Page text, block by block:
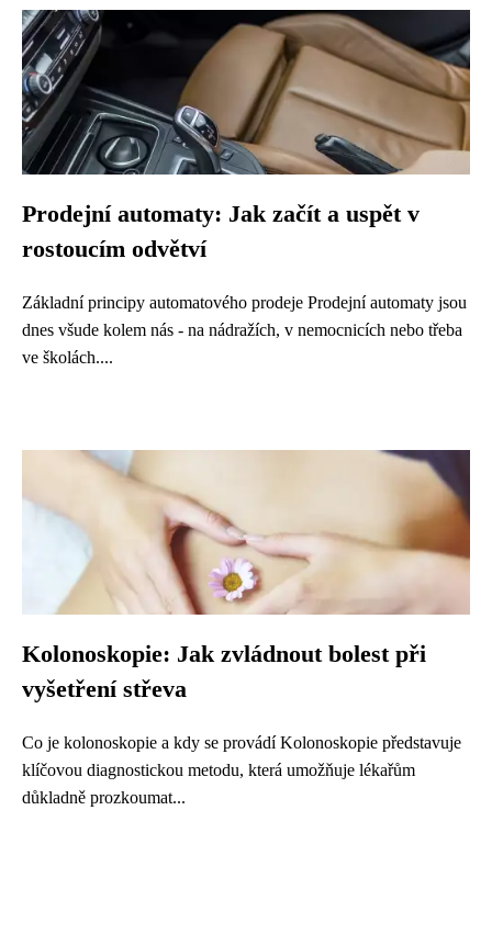
Prodejní automaty: Jak začít a uspět v
rostoucím odvětví
Základní principy automatového prodeje Prodejní automaty jsou
dnes všude kolem nás - na nádražích, v nemocnicích nebo třeba
ve školách....
Kolonoskopie: Jak zvládnout bolest při
vyšetření střeva
Co je kolonoskopie a kdy se provádí Kolonoskopie představuje
klíčovou diagnostickou metodu, která umožňuje lékařům
důkladně prozkoumat...